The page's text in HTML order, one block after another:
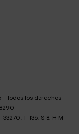
- Todos los derechos
, F 136, S 8, H M